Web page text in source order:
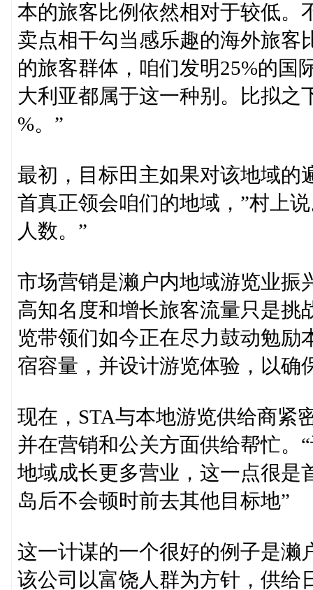
本的旅客比例依然相对于较低。
卖点相干勾当感乐趣的海外旅客
的旅客群体，咱们发明25%的国
大利亚都属于这一种别。比拟之
%。”
最初，目标田主如果对该地域的
首真正领会咱们的地域，”村上
人数。”
市场营销是濑户内地域游览业振
高知名度和增长旅客流量只是挑
览带领们如今正在尽力鼓动勉励
宿容量，并设计游览体验，以确
现在，STA与本地游览供给商紧
并在营销和公关方面供给帮忙。
地域成长更多营业，这一点很是
岛后不会顿时前去其他目标地”
这一计谋的一个很好的例子是濑
该公司以富饶人群为方针，供给